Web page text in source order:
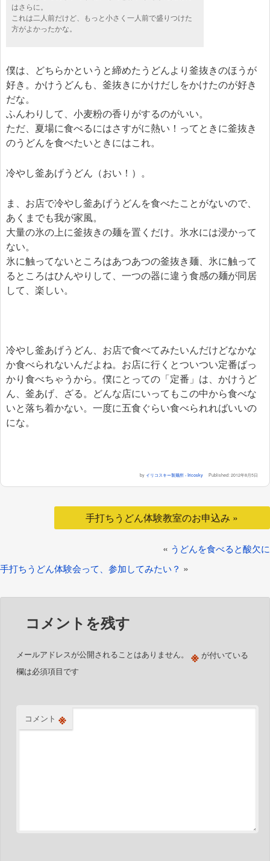
はさらに。
これは二人前だけど、もっと小さく一人前で盛りつけた
方がよかったかな。
僕は、どちらかというと締めたうどんより釜抜きのほうが
好き。かけうどんも、釜抜きにかけだしをかけたのが好き
だな。
ふんわりして、小麦粉の香りがするのがいい。
ただ、夏場に食べるにはさすがに熱い！ってときに釜抜き
のうどんを食べたいときにはこれ。
冷やし釜あげうどん（おい！）。
ま、お店で冷やし釜あげうどんを食べたことがないので、
あくまでも我が家風。
大量の氷の上に釜抜きの麺を置くだけ。氷水には浸かって
ない。
氷に触ってないところはあつあつの釜抜き麺、氷に触って
るところはひんやりして、一つの器に違う食感の麺が同居
して、楽しい。
冷やし釜あげうどん、お店で食べてみたいんだけどなかな
か食べられないんだよね。お店に行くとついつい定番ばっ
かり食べちゃうから。僕にとっての「定番」は、かけうど
ん、釜あげ、ざる。どんな店にいってもこの中から食べな
いと落ち着かない。一度に五食ぐらい食べられればいいの
にな。
by イリコスキー製麺所 - Iricosky Published:2012年8月5日
手打ちうどん体験教室のお申込み »
« うどんを食べると酸欠に
手打ちうどん体験会って、参加してみたい？ »
コメントを残す
メールアドレスが公開されることはありません。 ※ が付いている
欄は必須項目です
コメント ※